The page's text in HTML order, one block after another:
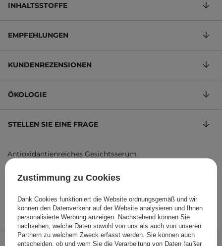
17,95 € /Stk.
INHALTSSTOFFE
EMPFEHLUNGEN
KUNDENREZENSIONEN
ÖKOLOGIE
STELLEN SIE EINE FRAGE
Antioxidantienreiches Gesichtsserum
Produktcode: 20189
Zustimmung zu Cookies
Dank Cookies funktioniert die Website ordnungsgemäß und wir
können den Datenverkehr auf der Website analysieren und Ihnen
personalisierte Werbung anzeigen. Nachstehend können Sie
nachsehen, welche Daten sowohl von uns als auch von unseren
Partnern zu welchem Zweck erfasst werden. Sie können auch
entscheiden, ob und wem Sie die Verarbeitung von Daten (außer